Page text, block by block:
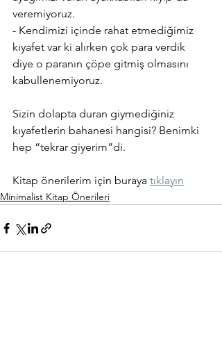
veremiyoruz.
- Kendimizi içinde rahat etmediğimiz
kıyafet var ki alırken çok para verdik
diye o paranın çöpe gitmiş olmasını
kabullenemiyoruz.
Sizin dolapta duran giymediğiniz
kıyafetlerin bahanesi hangisi? Benimki
hep “tekrar giyerim”di.
Kitap önerilerim için buraya tıklayın
Minimalist Kitap Önerileri